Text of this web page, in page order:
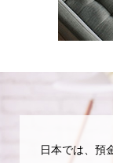
日本では、預